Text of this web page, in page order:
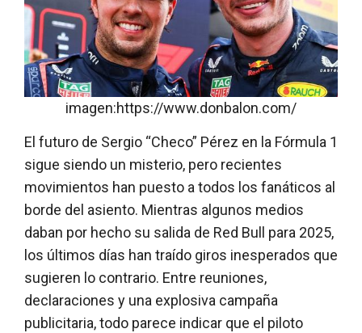
imagen:https://www.donbalon.com/
El futuro de Sergio “Checo” Pérez en la Fórmula 1
sigue siendo un misterio, pero recientes
movimientos han puesto a todos los fanáticos al
borde del asiento. Mientras algunos medios
daban por hecho su salida de Red Bull para 2025,
los últimos días han traído giros inesperados que
sugieren lo contrario. Entre reuniones,
declaraciones y una explosiva campaña
publicitaria, todo parece indicar que el piloto